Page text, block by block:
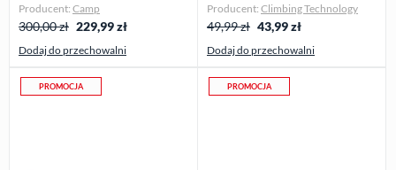
Producent: Camp
300,00 zł 229,99zł
Dodaj do przechowalni
Producent: Climbing Technology
49,99 zł 43,99zł
Dodaj do przechowalni
PROMOCJA PROMOCJA